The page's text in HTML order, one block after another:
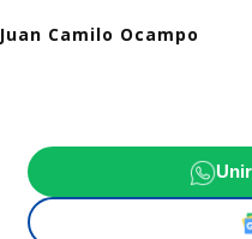
Juan Camilo Ocampo